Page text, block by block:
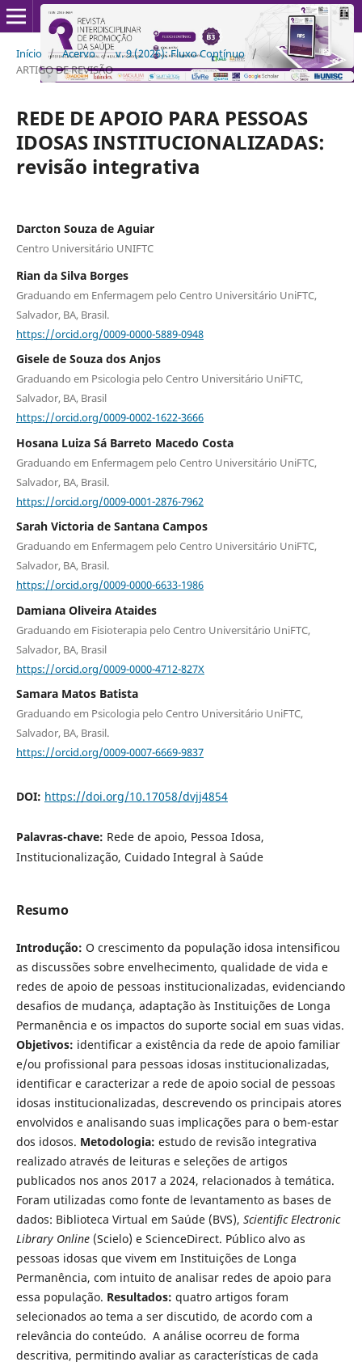
Início / Acervo / v. 9 (2026): Fluxo Contínuo /
ARTIGO DE REVISÃO
REDE DE APOIO PARA PESSOAS
IDOSAS INSTITUCIONALIZADAS:
revisão integrativa
Darcton Souza de Aguiar
Centro Universitário UNIFTC
Rian da Silva Borges
Graduando em Enfermagem pelo Centro Universitário UniFTC,
Salvador, BA, Brasil.
https://orcid.org/0009-0000-5889-0948
Gisele de Souza dos Anjos
Graduando em Psicologia pelo Centro Universitário UniFTC,
Salvador, BA, Brasil
https://orcid.org/0009-0002-1622-3666
Hosana Luiza Sá Barreto Macedo Costa
Graduando em Enfermagem pelo Centro Universitário UniFTC,
Salvador, BA, Brasil.
https://orcid.org/0009-0001-2876-7962
Sarah Victoria de Santana Campos
Graduando em Enfermagem pelo Centro Universitário UniFTC,
Salvador, BA, Brasil.
https://orcid.org/0009-0000-6633-1986
Damiana Oliveira Ataides
Graduando em Fisioterapia pelo Centro Universitário UniFTC,
Salvador, BA, Brasil
https://orcid.org/0009-0000-4712-827X
Samara Matos Batista
Graduando em Psicologia pelo Centro Universitário UniFTC,
Salvador, BA, Brasil.
https://orcid.org/0009-0007-6669-9837
DOI: https://doi.org/10.17058/dvjj4854
Palavras-chave: Rede de apoio, Pessoa Idosa,
Institucionalização, Cuidado Integral à Saúde
Resumo
Introdução: O crescimento da população idosa intensificou
as discussões sobre envelhecimento, qualidade de vida e
redes de apoio de pessoas institucionalizadas, evidenciando
desafios de mudança, adaptação às Instituições de Longa
Permanência e os impactos do suporte social em suas vidas.
Objetivos: identificar a existência da rede de apoio familiar
e/ou profissional para pessoas idosas institucionalizadas,
identificar e caracterizar a rede de apoio social de pessoas
idosas institucionalizadas, descrevendo os principais atores
envolvidos e analisando suas implicações para o bem-estar
dos idosos. Metodologia: estudo de revisão integrativa
realizado através de leituras e seleções de artigos
publicados nos anos 2017 a 2024, relacionados à temática.
Foram utilizadas como fonte de levantamento as bases de
dados: Biblioteca Virtual em Saúde (BVS), Scientific Electronic
Library Online(Scielo) e ScienceDirect. Público alvo as
pessoas idosas que vivem em Instituições de Longa
Permanência, com intuito de analisar redes de apoio para
essa população. Resultados: quatro artigos foram
selecionados ao tema a ser discutido, de acordo com a
relevância do conteúdo. A análise ocorreu de forma
descritiva, permitindo avaliar as características de cada